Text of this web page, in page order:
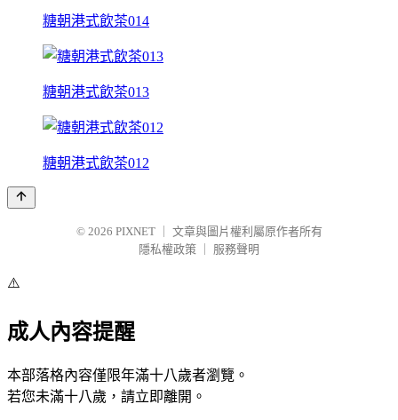
糖朝港式飲茶014
糖朝港式飲茶013
糖朝港式飲茶012
© 2026 PIXNET
文章與圖片權利屬原作者所有
隱私權政策
服務聲明
⚠️
成人內容提醒
本部落格內容僅限年滿十八歲者瀏覽。
若您未滿十八歲，請立即離開。